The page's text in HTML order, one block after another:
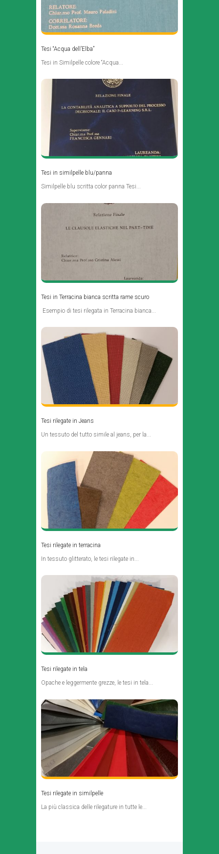
Tesi “Acqua dell’Elba”
Tesi in Similpelle colore “Acqua...
Tesi in similpelle blu/panna
Similpelle blu scritta color panna Tesi...
Tesi in Terracina bianca scritta rame scuro
Esempio di tesi rilegata in Terracina bianca...
Tesi rilegate in Jeans
Un tessuto del tutto simile al jeans, per la...
Tesi rilegate in terracina
In tessuto glitterato, le tesi rilegate in...
Tesi rilegate in tela
Opache e leggermente grezze, le tesi in tela...
Tesi rilegate in similpelle
La più classica delle rilegature in tutte le...